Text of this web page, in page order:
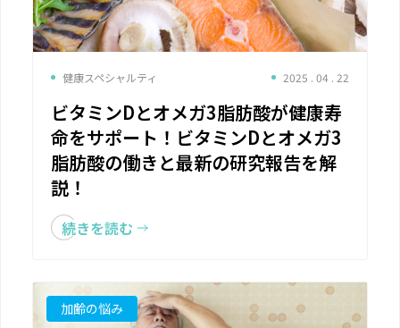
健康スペシャルティ 2025 . 04 . 22
ビタミンDとオメガ3脂肪酸が健康寿
命をサポート！ビタミンDとオメガ3
脂肪酸の働きと最新の研究報告を解
説！
続きを読む
加齢の悩み